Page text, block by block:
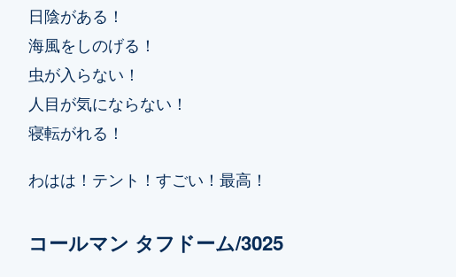
日陰がある！
海風をしのげる！
虫が入らない！
人目が気にならない！
寝転がれる！
わはは！テント！すごい！最高！
コールマン タフドーム/3025